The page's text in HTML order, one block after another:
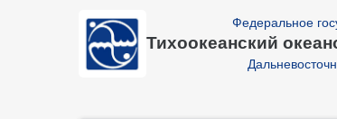
Федеральное
Тихоокеанский